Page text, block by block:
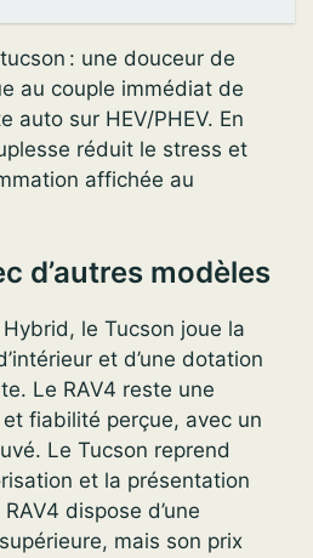
: une douceur de
au couple immédiat de
auto sur HEV/PHEV. En
réduit le stress et
affichée au
d’autres modèles
le Tucson joue la
et d’une dotation
Le RAV4 reste une
fiabilité perçue, avec un
Le Tucson reprend
et la présentation
dispose d’une
mais son prix